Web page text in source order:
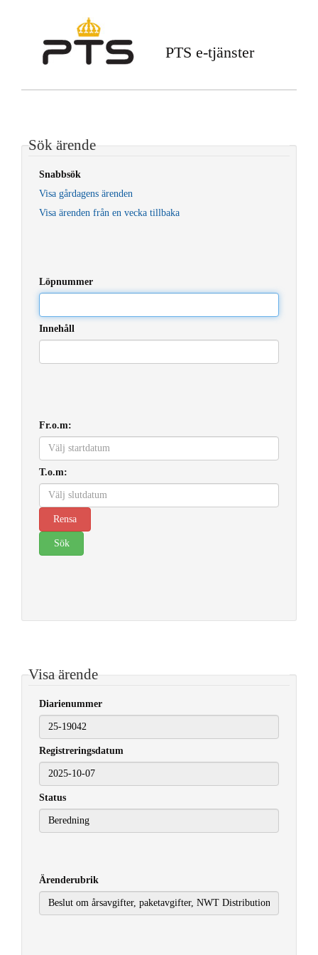
PTS e-tjänster
Sök ärende
Snabbsök
Visa gårdagens ärenden
Visa ärenden från en vecka tillbaka
Löpnummer
Innehåll
Fr.o.m:
T.o.m:
Visa ärende
Diarienummer
Registreringsdatum
2025-10-07
Status
Ärenderubrik